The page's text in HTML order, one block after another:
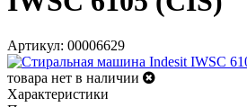
Артикул: 00006629
товара нет в наличии
Характеристики